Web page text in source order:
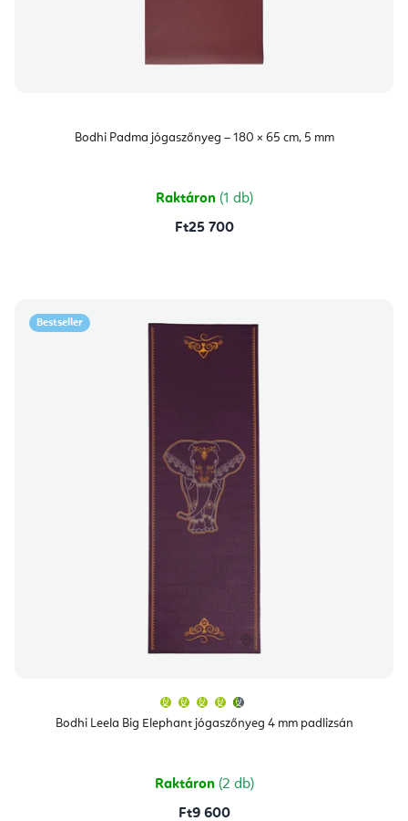
Bodhi Padma jógaszőnyeg – 180 × 65 cm, 5 mm
Raktáron (1 db)
Ft25 700
Bestseller
Bodhi Leela Big Elephant jógaszőnyeg 4 mm padlizsán
átlagos
értékelése
csillag.
Raktáron (2 db)
Ft9 600